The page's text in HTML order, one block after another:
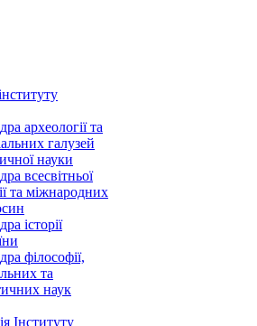
археології та
галузей
науки
всесвітньої
та міжнародних
історії
філософії,
та
наук
Інституту